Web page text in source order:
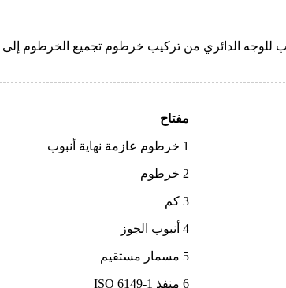
للوجه الدائري من تركيب خرطوم تجميع الخرطوم إلى
مفتاح
1 خرطوم عازمة نهاية أنبوب
2 خرطوم
3 كم
4 أنبوب الجوز
5 مسمار مستقيم
6 منفذ ISO 6149-1